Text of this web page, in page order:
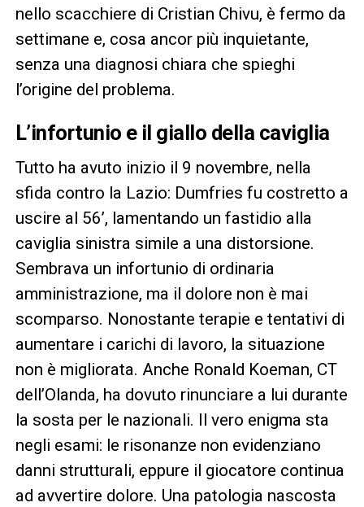
nello scacchiere di Cristian Chivu, è fermo da
settimane e, cosa ancor più inquietante,
senza una diagnosi chiara che spieghi
l’origine del problema.
L’infortunio e il giallo della caviglia
Tutto ha avuto inizio il 9 novembre, nella
sfida contro la Lazio: Dumfries fu costretto a
uscire al 56’, lamentando un fastidio alla
caviglia sinistra simile a una distorsione.
Sembrava un infortunio di ordinaria
amministrazione, ma il dolore non è mai
scomparso. Nonostante terapie e tentativi di
aumentare i carichi di lavoro, la situazione
non è migliorata. Anche Ronald Koeman, CT
dell’Olanda, ha dovuto rinunciare a lui durante
la sosta per le nazionali. Il vero enigma sta
negli esami: le risonanze non evidenziano
danni strutturali, eppure il giocatore continua
ad avvertire dolore. Una patologia nascosta